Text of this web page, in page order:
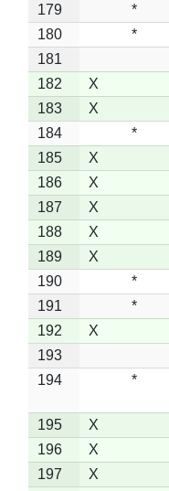
179
*
180
*
181
182
X
183
X
184
*
185
X
186
X
187
X
188
X
189
X
190
*
191
*
192
X
193
194
*
195
X
196
X
197
X